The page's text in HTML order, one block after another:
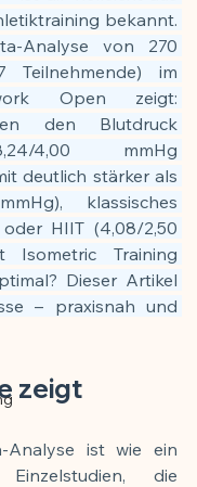
von
geprüft vom
bekannt.
Analyse von 270
Teilnehmende) im
Open zeigt:
den Blutdruck
4,00 mmHg
deutlich stärker als
klassisches
HIIT (4,08/2,50
Isometric Training
Dieser Artikel
– praxisnah und
zeigt
Analyse ist wie ein
die